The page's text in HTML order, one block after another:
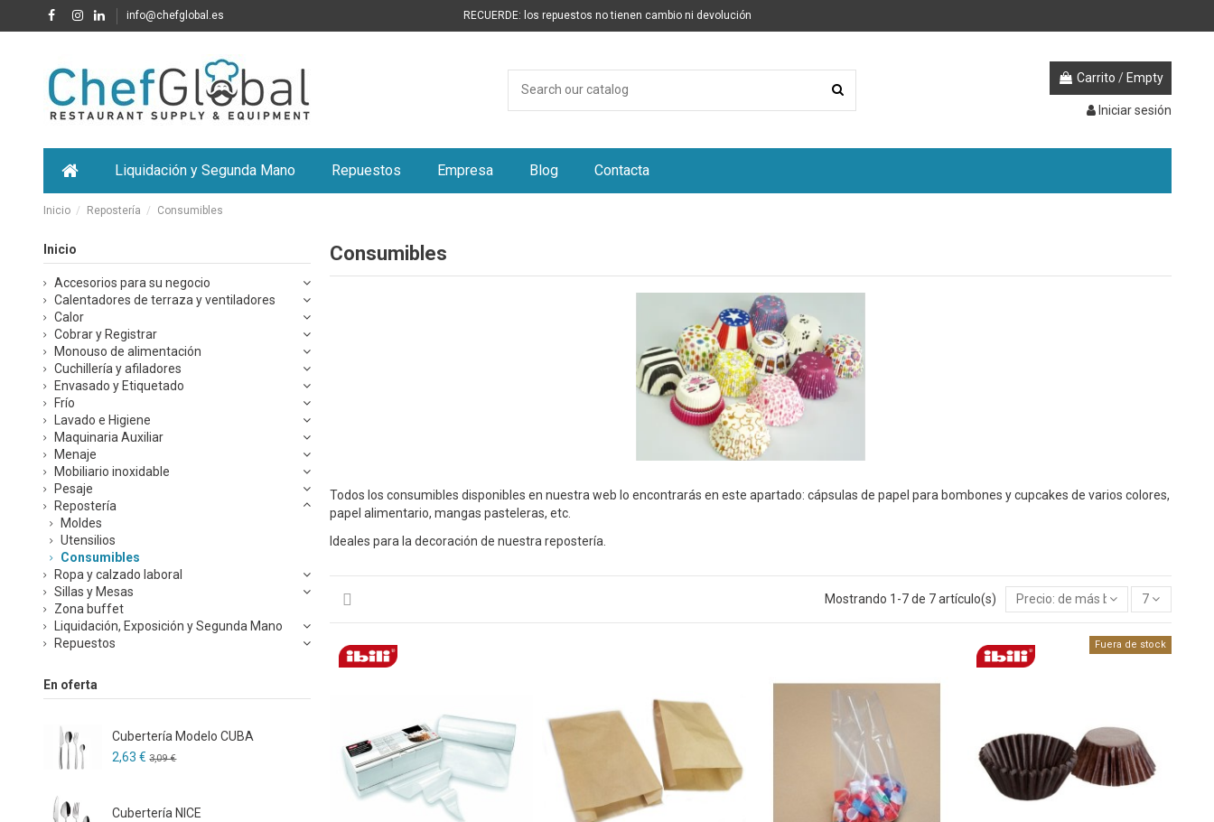
info@chefglobal.es RECUERDE: los repuestos no tienen cambio ni devolución
Carrito / Empty
Iniciar sesión
Liquidación y Segunda Mano Repuestos Empresa Blog Contacta
Inicio Repostería Consumibles
Consumibles
Todos los consumibles disponibles en nuestra web lo encontrarás en este apartado: cápsulas de papel para bombones y cupcakes de varios colores,
papel alimentario, mangas pasteleras, etc.
Ideales para la decoración de nuestra repostería.
Mostrando 1-7 de 7 artículo(s) Precio: de más bajo a más alto
7
Fuera de stock
Inicio
Accesorios para su negocio
Calentadores de terraza y ventiladores
Calor
Cobrar y Registrar
Monouso de alimentación
Cuchillería y afiladores
Envasado y Etiquetado
Frío
Lavado e Higiene
Maquinaria Auxiliar
Menaje
Mobiliario inoxidable
Pesaje
Repostería
Moldes
Utensilios
Consumibles
Ropa y calzado laboral
Sillas y Mesas
Zona buffet
Liquidación, Exposición y Segunda Mano
Repuestos
En oferta
Cubertería Modelo CUBA
2,63 € 3,09 €
Cubertería NICE